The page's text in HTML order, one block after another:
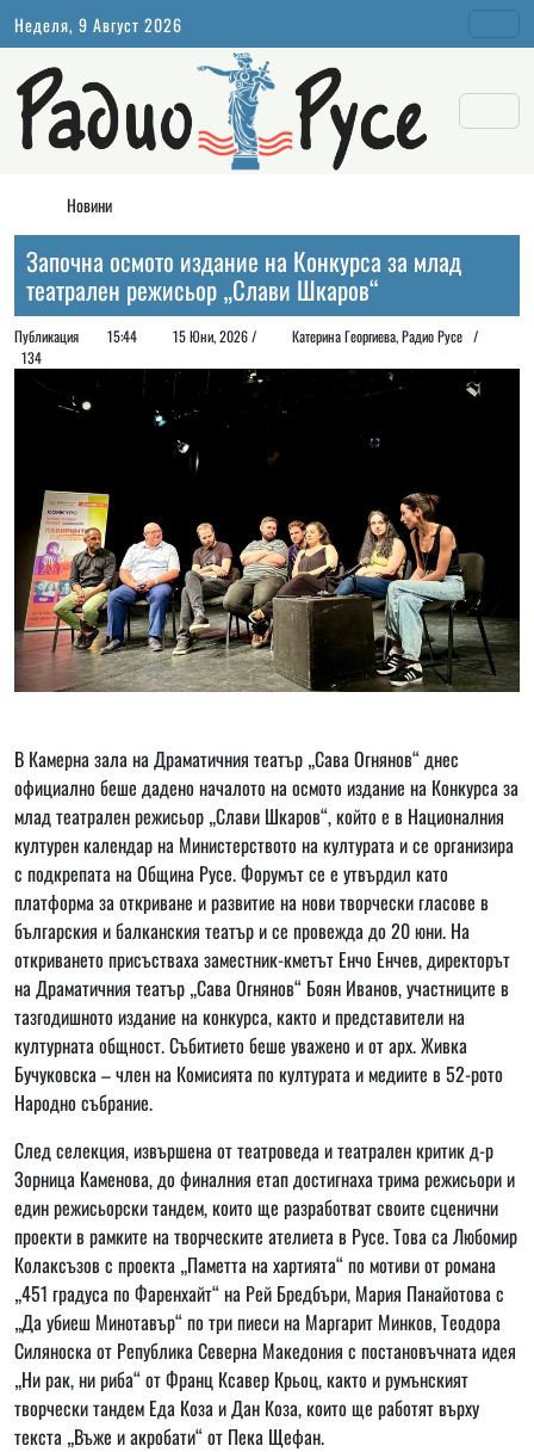
Неделя, 9 Август 2026
Новини
Започна осмото издание на Конкурса за млад
театрален режисьор „Слави Шкаров“
Публикация 15:44 15 Юни, 2026 /
Катерина Георгиева, Радио Русе /
134
В Камерна зала на Драматичния театър „Сава Огнянов“ днес
официално беше дадено началото на осмото издание на Конкурса за
млад театрален режисьор „Слави Шкаров“, който е в Националния
културен календар на Министерството на културата и се организира
с подкрепата на Община Русе. Форумът се е утвърдил като
платформа за откриване и развитие на нови творчески гласове в
българския и балканския театър и се провежда до 20 юни. На
откриването присъстваха заместник-кметът Енчо Енчев, директорът
на Драматичния театър „Сава Огнянов“ Боян Иванов, участниците в
тазгодишното издание на конкурса, както и представители на
културната общност. Събитието беше уважено и от арх. Живка
Бучуковска – член на Комисията по културата и медиите в 52-рото
Народно събрание.
След селекция, извършена от театроведа и театрален критик д-р
Зорница Каменова, до финалния етап достигнаха трима режисьори и
един режисьорски тандем, които ще разработват своите сценични
проекти в рамките на творческите ателиета в Русе. Това са Любомир
Колаксъзов с проекта „Паметта на хартията“ по мотиви от романа
„451 градуса по Фаренхайт“ на Рей Бредбъри, Мария Панайотова с
„Да убиеш Минотавър“ по три пиеси на Маргарит Минков, Теодора
Силяноска от Република Северна Македония с постановъчната идея
„Ни рак, ни риба“ от Франц Ксавер Крьоц, както и румънският
творчески тандем Еда Коза и Дан Коза, които ще работят върху
текста „Въже и акробати“ от Пека Щефан.